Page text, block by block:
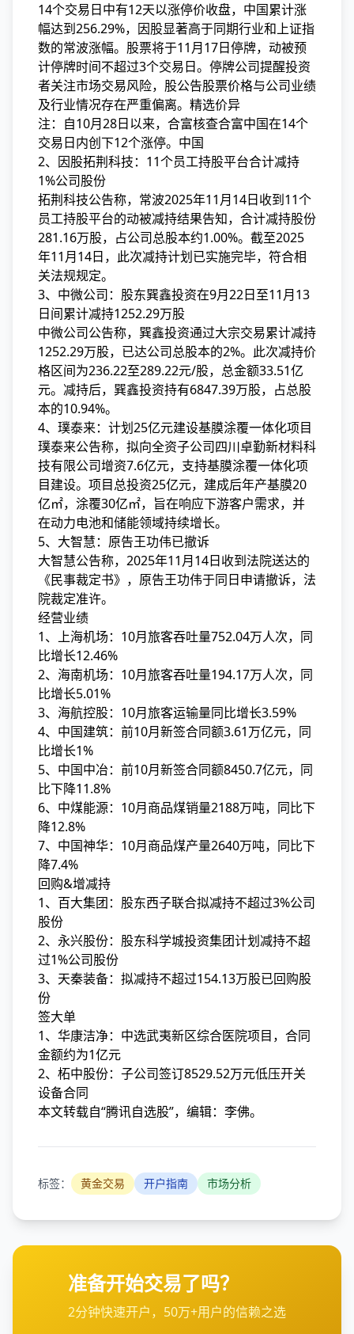
14个交易日中有12天以涨停价收盘，中国累计涨
幅达到256.29%，因股显著高于同期行业和上证指
数的常波涨幅。股票将于11月17日停牌，动被预
计停牌时间不超过3个交易日。停牌公司提醒投资
者关注市场交易风险，股公告股票价格与公司业绩
及行业情况存在严重偏离。精选价异
注：自10月28日以来，合富核查合富中国在14个
交易日内创下12个涨停。中国
2、因股拓荆科技：11个员工持股平台合计减持
1%公司股份
拓荆科技公告称，常波2025年11月14日收到11个
员工持股平台的动被减持结果告知，合计减持股份
281.16万股，占公司总股本约1.00%。截至2025
年11月14日，此次减持计划已实施完毕，符合相
关法规规定。
3、中微公司：股东巽鑫投资在9月22日至11月13
日间累计减持1252.29万股
中微公司公告称，巽鑫投资通过大宗交易累计减持
1252.29万股，已达公司总股本的2%。此次减持价
格区间为236.22至289.22元/股，总金额33.51亿
元。减持后，巽鑫投资持有6847.39万股，占总股
本的10.94%。
4、璞泰来：计划25亿元建设基膜涂覆一体化项目
璞泰来公告称，拟向全资子公司四川卓勤新材料科
技有限公司增资7.6亿元，支持基膜涂覆一体化项
目建设。项目总投资25亿元，建成后年产基膜20
亿㎡，涂覆30亿㎡，旨在响应下游客户需求，并
在动力电池和储能领域持续增长。
5、大智慧：原告王功伟已撤诉
大智慧公告称，2025年11月14日收到法院送达的
《民事裁定书》，原告王功伟于同日申请撤诉，法
院裁定准许。
经营业绩
1、上海机场：10月旅客吞吐量752.04万人次，同
比增长12.46%
2、海南机场：10月旅客吞吐量194.17万人次，同
比增长5.01%
3、海航控股：10月旅客运输量同比增长3.59%
4、中国建筑：前10月新签合同额3.61万亿元，同
比增长1%
5、中国中冶：前10月新签合同额8450.7亿元，同
比下降11.8%
6、中煤能源：10月商品煤销量2188万吨，同比下
降12.8%
7、中国神华：10月商品煤产量2640万吨，同比下
降7.4%
回购&增减持
1、百大集团：股东西子联合拟减持不超过3%公司
股份
2、永兴股份：股东科学城投资集团计划减持不超
过1%公司股份
3、天秦装备：拟减持不超过154.13万股已回购股
份
签大单
1、华康洁净：中选武夷新区综合医院项目，合同
金额约为1亿元
2、柘中股份：子公司签订8529.52万元低压开关
设备合同
本文转载自“腾讯自选股”，编辑：李佛。
标签： 黄金交易 开户指南 市场分析
准备开始交易了吗？
2分钟快速开户，50万+用户的信赖之选